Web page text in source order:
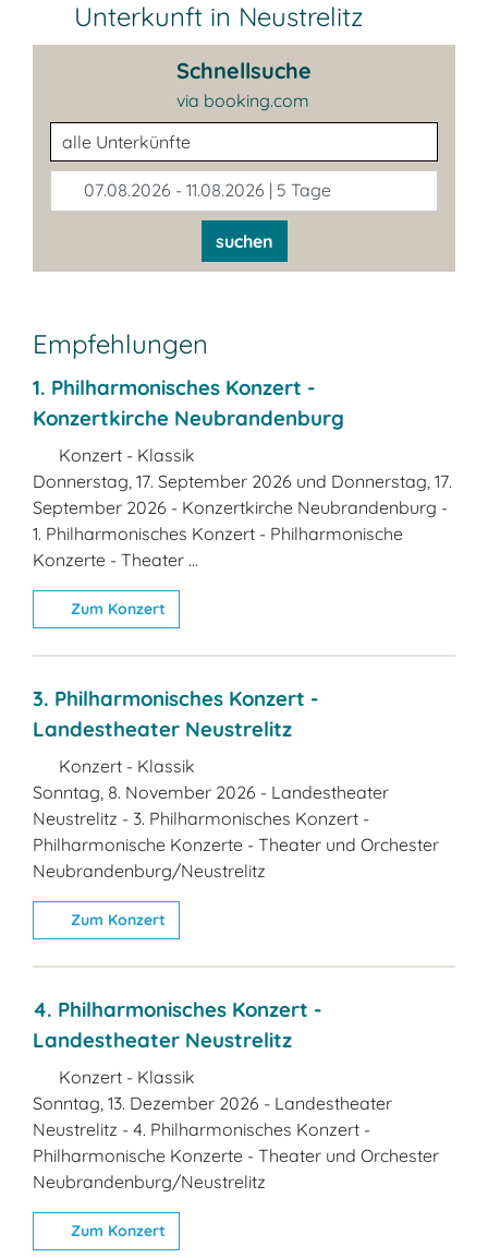
Unterkunft in Neustrelitz
Schnellsuche
via booking.com
Unterkunftsart
07.08.2026 - 11.08.2026 | 5 Tage
suchen
Empfehlungen
1. Philharmonisches Konzert -
Konzertkirche Neubrandenburg
Konzert - Klassik
Donnerstag, 17. September 2026 und Donnerstag, 17.
September 2026 - Konzertkirche Neubrandenburg -
1. Philharmonisches Konzert - Philharmonische
Konzerte - Theater ...
Zum Konzert
3. Philharmonisches Konzert -
Landestheater Neustrelitz
Konzert - Klassik
Sonntag, 8. November 2026 - Landestheater
Neustrelitz - 3. Philharmonisches Konzert -
Philharmonische Konzerte - Theater und Orchester
Neubrandenburg/Neustrelitz
Zum Konzert
4. Philharmonisches Konzert -
Landestheater Neustrelitz
Konzert - Klassik
Sonntag, 13. Dezember 2026 - Landestheater
Neustrelitz - 4. Philharmonisches Konzert -
Philharmonische Konzerte - Theater und Orchester
Neubrandenburg/Neustrelitz
Zum Konzert